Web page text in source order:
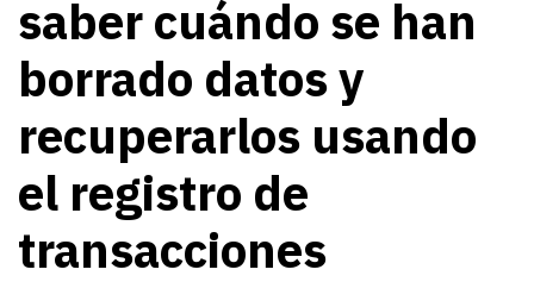
saber cuándo se han
borrado datos y
recuperarlos usando
el registro de
transacciones